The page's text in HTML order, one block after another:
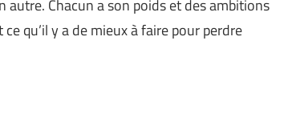
autre. Chacun a son poids et des ambitions
qu’il y a de mieux à faire pour perdre